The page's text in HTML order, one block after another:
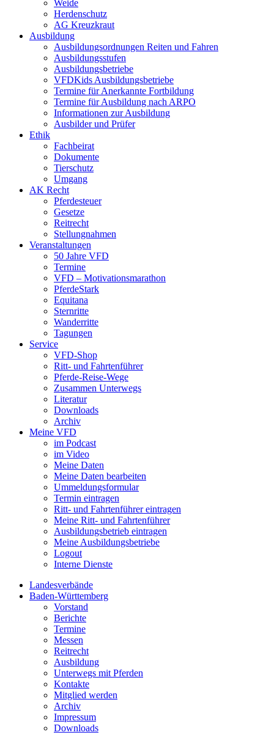
Weide
Herdenschutz
AG Kreuzkraut
Ausbildung
Ausbildungsordnungen Reiten und Fahren
Ausbildungsstufen
Ausbildungsbetriebe
VFDKids Ausbildungsbetriebe
Termine für Anerkannte Fortbildung
Termine für Ausbildung nach ARPO
Informationen zur Ausbildung
Ausbilder und Prüfer
Ethik
Fachbeirat
Dokumente
Tierschutz
Umgang
AK Recht
Pferdesteuer
Gesetze
Reitrecht
Stellungnahmen
Veranstaltungen
50 Jahre VFD
Termine
VFD – Motivationsmarathon
PferdeStark
Equitana
Sternritte
Wanderritte
Tagungen
Service
VFD-Shop
Ritt- und Fahrtenführer
Pferde-Reise-Wege
Zusammen Unterwegs
Literatur
Downloads
Archiv
Meine VFD
im Podcast
im Video
Meine Daten
Meine Daten bearbeiten
Ummeldungsformular
Termin eintragen
Ritt- und Fahrtenführer eintragen
Meine Ritt- und Fahrtenführer
Ausbildungsbetrieb eintragen
Meine Ausbildungsbetriebe
Logout
Interne Dienste
Landesverbände
Baden-Württemberg
Vorstand
Berichte
Termine
Messen
Reitrecht
Ausbildung
Unterwegs mit Pferden
Kontakte
Mitglied werden
Archiv
Impressum
Downloads